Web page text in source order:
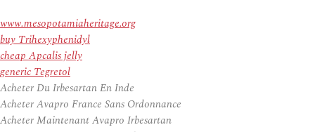
www.mesopotamiaheritage.org
buy Trihexyphenidyl
cheap Apcalis jelly
generic Tegretol
Acheter Du Irbesartan En Inde
Acheter Avapro France Sans Ordonnance
Acheter Maintenant Avapro Irbesartan